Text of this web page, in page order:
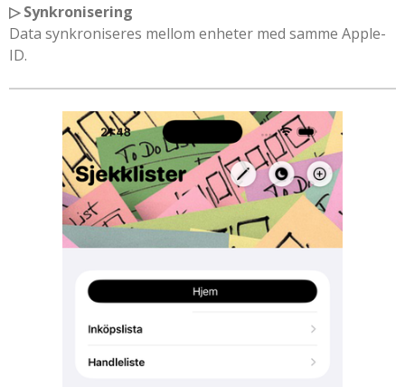
▷ Synkronisering
Data synkroniseres mellom enheter med samme Apple-
ID.